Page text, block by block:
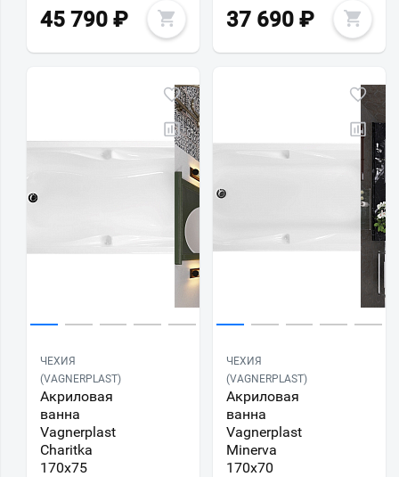
45 790 ₽ 37 690 ₽
ЧЕХИЯ
(VAGNERPLAST)
Акриловая
ванна
Vagnerplast
Charitka
170х75
ЧЕХИЯ
(VAGNERPLAST)
Акриловая
ванна
Vagnerplast
Minerva
170х70